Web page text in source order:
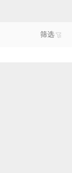
筛选